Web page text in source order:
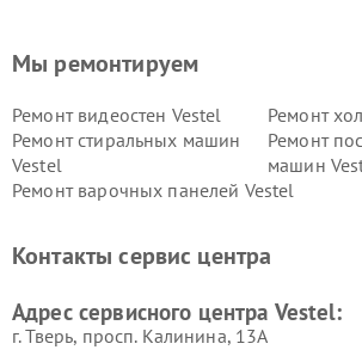
Мы ремонтируем
Ремонт видеостен Vestel
Ремонт
Ремонт стиральных машин
Vestel
Ремонт
машин
Ремонт варочных панелей Vestel
Контакты сервис центра
Адрес сервисного центра Vestel:
г. Тверь, просп. Калинина, 13А